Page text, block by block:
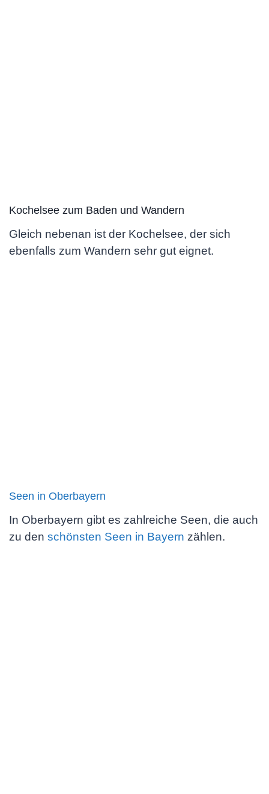
Kochelsee zum Baden und Wandern
Gleich nebenan ist der Kochelsee, der sich
ebenfalls zum Wandern sehr gut eignet.
Seen in Oberbayern
In Oberbayern gibt es zahlreiche Seen, die auch
zu den schönsten Seen in Bayern zählen.